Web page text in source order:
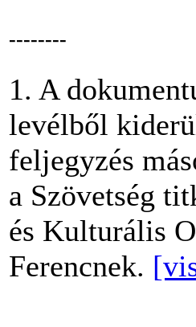
--------
1. A
levélből
feljegyzés
a Szövetség
és Kulturális
Ferencnek.